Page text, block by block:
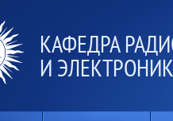
КАФЕДРА
И